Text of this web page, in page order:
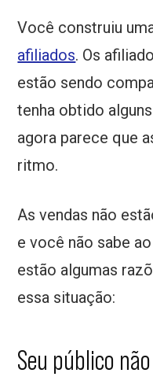
Você construiu
afiliados. Os
estão sendo
tenha obtido
agora parece que
ritmo.
As vendas não
e você não sabe
estão algumas
essa situação:
Seu público